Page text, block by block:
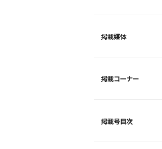
掲載媒体
掲載コーナー
掲載号目次